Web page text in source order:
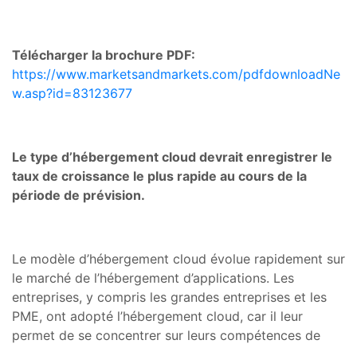
Télécharger la brochure PDF:
https://www.marketsandmarkets.com/pdfdownloadNe
w.asp?id=83123677
Le type d’hébergement cloud devrait enregistrer le
taux de croissance le plus rapide au cours de la
période de prévision.
Le modèle d’hébergement cloud évolue rapidement sur
le marché de l’hébergement d’applications. Les
entreprises, y compris les grandes entreprises et les
PME, ont adopté l’hébergement cloud, car il leur
permet de se concentrer sur leurs compétences de